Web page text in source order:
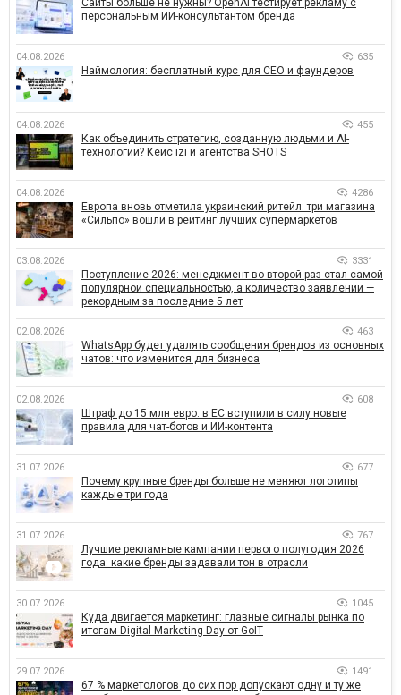
персональным ИИ-консультантом бренда
04.08.2026 635
Наймология: бесплатный курс для CEO и фаундеров
04.08.2026 455
Как объединить стратегию, созданную людьми и AI-
технологии? Кейс izi и агентства SHOTS
04.08.2026 4286
Европа вновь отметила украинский ритейл: три магазина
«Сильпо» вошли в рейтинг лучших супермаркетов
03.08.2026 3331
Поступление-2026: менеджмент во второй раз стал самой
популярной специальностью, а количество заявлений —
рекордным за последние 5 лет
02.08.2026 463
WhatsApp будет удалять сообщения брендов из основных
чатов: что изменится для бизнеса
02.08.2026 608
Штраф до 15 млн евро: в ЕС вступили в силу новые
правила для чат-ботов и ИИ-контента
31.07.2026 677
Почему крупные бренды больше не меняют логотипы
каждые три года
31.07.2026 767
Лучшие рекламные кампании первого полугодия 2026
года: какие бренды задавали тон в отрасли
30.07.2026 1045
Куда двигается маркетинг: главные сигналы рынка по
итогам Digital Marketing Day от GoIT
29.07.2026 1491
67 % маркетологов до сих пор допускают одну и ту же